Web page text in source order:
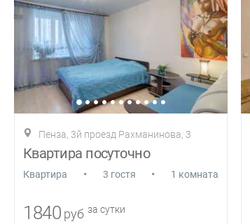
Пенза, 3й проезд Рахманинова, 3
Квартира посуточно
Квартира • 3 гостя • 1 комната
1840 руб за сутки